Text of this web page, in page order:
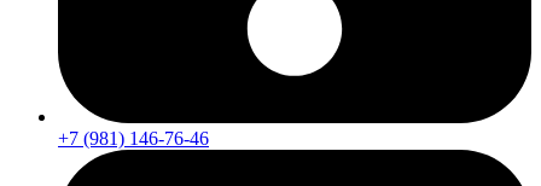
+7 (981) 146-76-46